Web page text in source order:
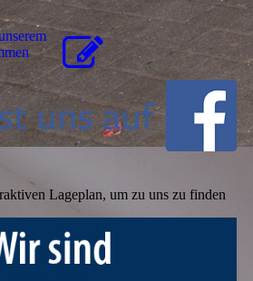
La­ge­plan, um zu uns zu finden